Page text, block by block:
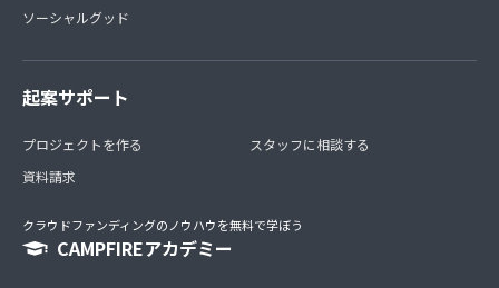
ソーシャルグッド
起案サポート
プロジェクトを作る
資料請求
スタッフに相談する
クラウドファンディングのノウハウを無料で学ぼう
CAMPFIREアカデミー